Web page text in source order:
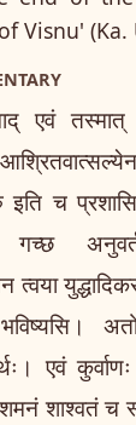
Visnu' (Ka.
एवं
च
गच्छ
त्वया
एवं
शाश्वतं च